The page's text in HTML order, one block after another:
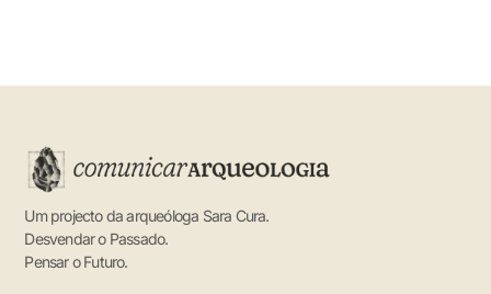
Um projecto da arqueóloga Sara Cura.
Desvendar o Passado.
Pensar o Futuro.